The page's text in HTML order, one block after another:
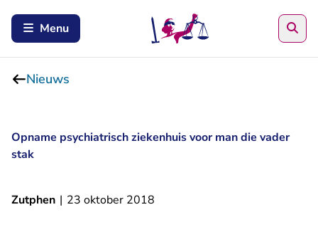
Menu
Nieuws
Opname psychiatrisch ziekenhuis voor man die vader
stak
Zutphen | 23 oktober 2018